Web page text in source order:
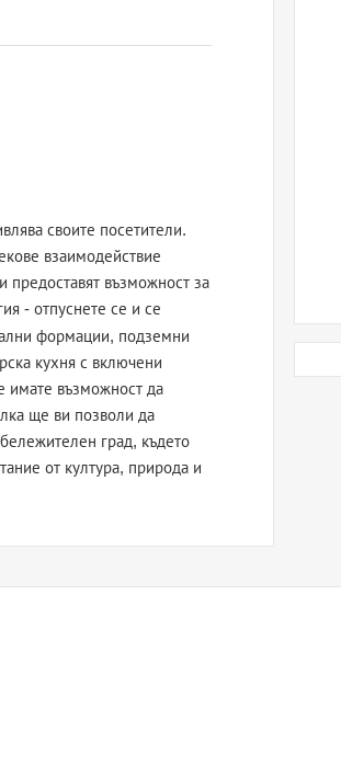
своите посетители.
взаимодействие
възможност за
- отпуснете се и се
формации, подземни
кухня с включени
имате възможност да
ще ви позволи да
град, където
от култура, природа и